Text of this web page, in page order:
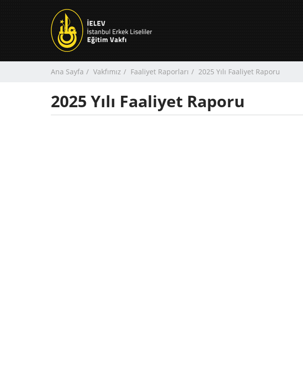
Ana Sayfa Vakfımız Faaliyet Raporları 2025 Yılı Faaliyet Raporu
2025 Yılı Faaliyet Raporu